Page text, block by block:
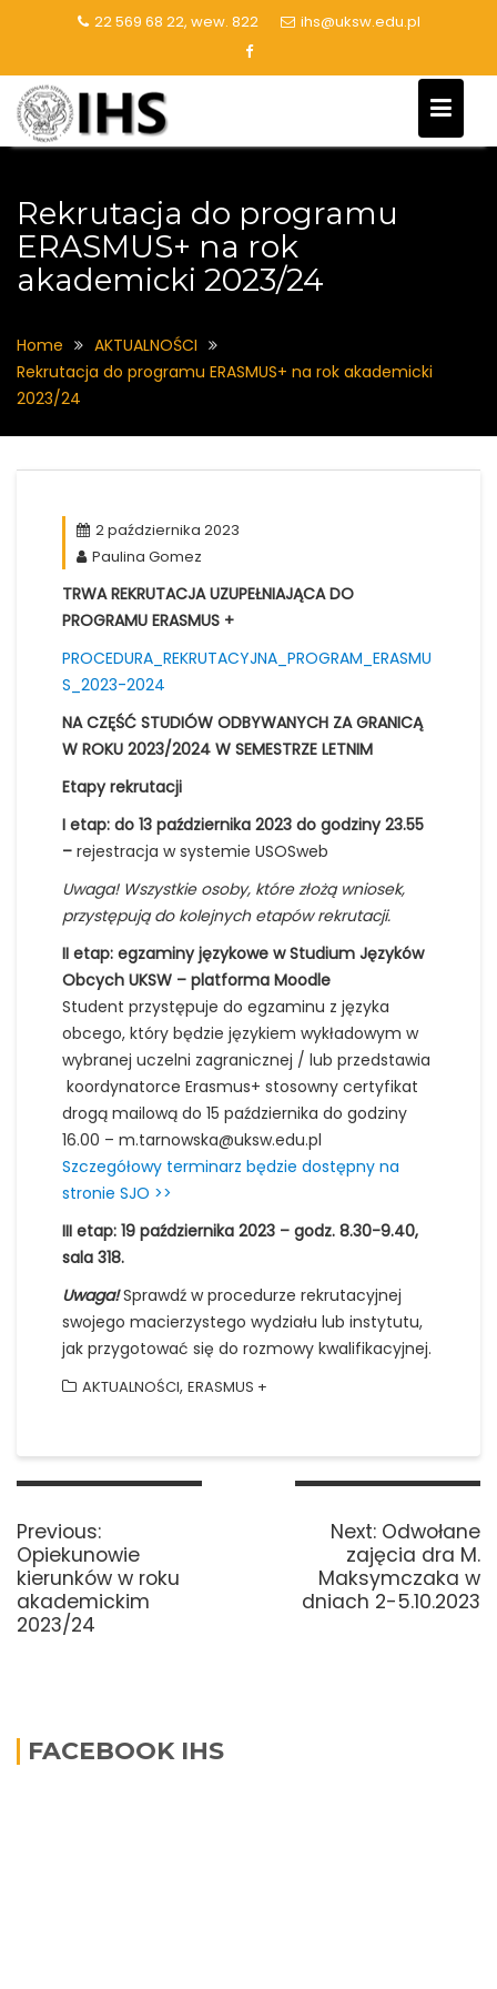
22 569 68 22, wew. 822 ihs@uksw.edu.pl
Rekrutacja do programu
ERASMUS+ na rok
akademicki 2023/24
Home
AKTUALNOŚCI
Rekrutacja do programu ERASMUS+ na rok akademicki
2023/24
2 października 2023
Paulina Gomez
TRWA REKRUTACJA UZUPEŁNIAJĄCA DO
PROGRAMU ERASMUS +
PROCEDURA_REKRUTACYJNA_PROGRAM_ERASMU
S_2023-2024
NA CZĘŚĆ STUDIÓW ODBYWANYCH ZA GRANICĄ
W ROKU 2023/2024 W SEMESTRZE LETNIM
Etapy rekrutacji
I etap: do 13 października 2023 do godziny 23.55
– rejestracja w systemie USOSweb
Uwaga! Wszystkie osoby, które złożą wniosek,
przystępują do kolejnych etapów rekrutacji.
II etap: egzaminy językowe w Studium Języków
Obcych UKSW – platforma Moodle
Student przystępuje do egzaminu z języka
obcego, który będzie językiem wykładowym w
wybranej uczelni zagranicznej / lub przedstawia
koordynatorce Erasmus+ stosowny certyfikat
drogą mailową do 15 października do godziny
16.00 – m.tarnowska@uksw.edu.pl
Szczegółowy terminarz będzie dostępny na
stronie SJO >>
III etap: 19 października 2023 – godz. 8.30-9.40,
sala 318.
Uwaga!Sprawdź w procedurze rekrutacyjnej
swojego macierzystego wydziału lub instytutu,
jak przygotować się do rozmowy kwalifikacyjnej.
AKTUALNOŚCI, ERASMUS +
Nawigacja
Previous:Previous
post:
Opiekunowie
kierunków w roku
akademickim
2023/24
Next: Next
post:
Odwołane
zajęcia dra M.
Maksymczaka w
dniach 2-5.10.2023
FACEBOOK IHS